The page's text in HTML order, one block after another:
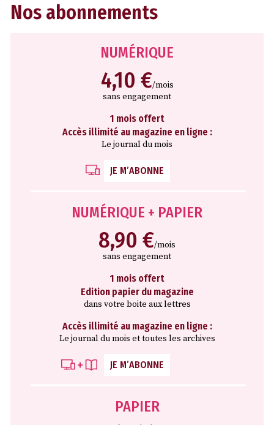
Nos abonnements
NUMÉRIQUE
4,10 €/mois
sans engagement
1 mois offert
Accès illimité au magazine en ligne :
Le journal du mois
JE M’ABONNE
NUMÉRIQUE + PAPIER
8,90 €/mois
sans engagement
1 mois offert
Edition papier du magazine
dans votre boite aux lettres
Accès illimité au magazine en ligne :
Le journal du mois et toutes les archives
JE M’ABONNE
PAPIER